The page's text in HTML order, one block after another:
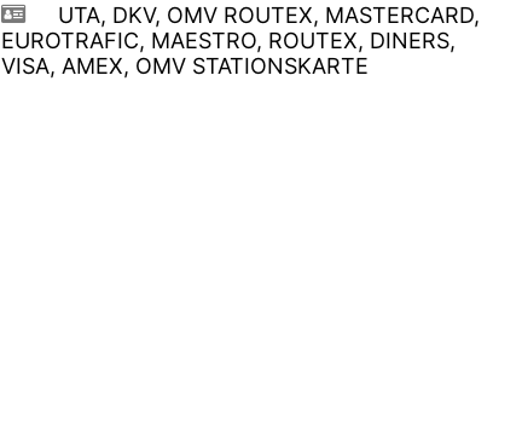
UTA, DKV, OMV ROUTEX, MASTERCARD,
EUROTRAFIC, MAESTRO, ROUTEX, DINERS,
VISA, AMEX, OMV STATIONSKARTE